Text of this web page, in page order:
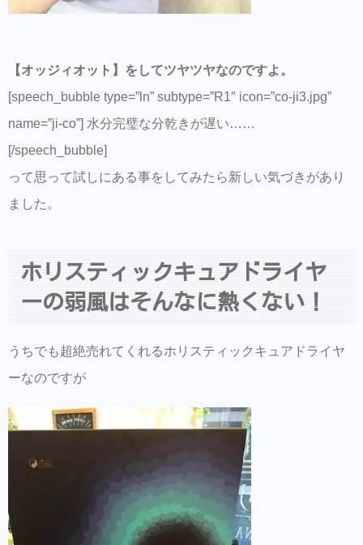
【オッジィオット】をしてツヤツヤなのですよ。
[speech_bubble type=”ln” subtype=”R1″ icon=”co-ji3.jpg”
name=”ji-co”] 水分完璧な分乾きが遅い……
[/speech_bubble]
って思って試しにある事をしてみたら新しい気づきがあり
ました。
ホリスティックキュアドライヤ
ーの弱風はそんなに熱くない！
うちでも超絶売れてくれるホリスティックキュアドライヤ
ーなのですが